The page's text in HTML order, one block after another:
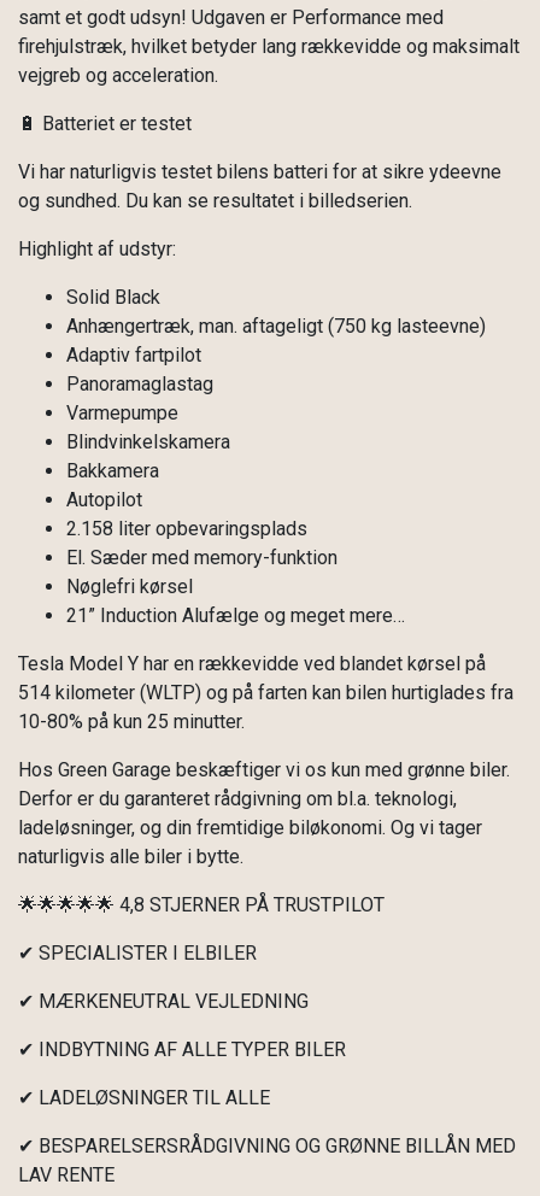
samt et godt udsyn! Udgaven er Performance med
firehjulstræk, hvilket betyder lang rækkevidde og maksimalt
vejgreb og acceleration.
🔋 Batteriet er testet
Vi har naturligvis testet bilens batteri for at sikre ydeevne
og sundhed. Du kan se resultatet i billedserien.
Highlight af udstyr:
Solid Black
Anhængertræk, man. aftageligt (750 kg lasteevne)
Adaptiv fartpilot
Panoramaglastag
Varmepumpe
Blindvinkelskamera
Bakkamera
Autopilot
2.158 liter opbevaringsplads
El. Sæder med memory-funktion
Nøglefri kørsel
21” Induction Alufælge og meget mere…
Tesla Model Y har en rækkevidde ved blandet kørsel på
514 kilometer (WLTP) og på farten kan bilen hurtiglades fra
10-80% på kun 25 minutter.
Hos Green Garage beskæftiger vi os kun med grønne biler.
Derfor er du garanteret rådgivning om bl.a. teknologi,
ladeløsninger, og din fremtidige biløkonomi. Og vi tager
naturligvis alle biler i bytte.
🌟🌟🌟🌟🌟 4,8 STJERNER PÅ TRUSTPILOT
✔ SPECIALISTER I ELBILER
✔ MÆRKENEUTRAL VEJLEDNING
✔ INDBYTNING AF ALLE TYPER BILER
✔ LADELØSNINGER TIL ALLE
✔ BESPARELSERSRÅDGIVNING OG GRØNNE BILLÅN MED
LAV RENTE